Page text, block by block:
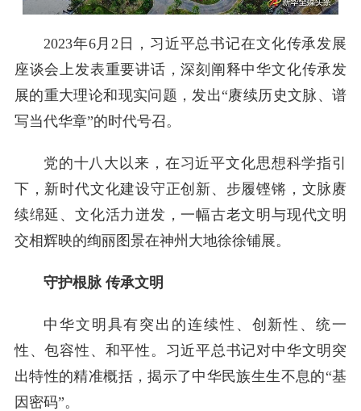
2023年6月2日，习近平总书记在文化传承发展
座谈会上发表重要讲话，深刻阐释中华文化传承发
展的重大理论和现实问题，发出“赓续历史文脉、谱
写当代华章”的时代号召。
党的十八大以来，在习近平文化思想科学指引
下，新时代文化建设守正创新、步履铿锵，文脉赓
续绵延、文化活力迸发，一幅古老文明与现代文明
交相辉映的绚丽图景在神州大地徐徐铺展。
守护根脉 传承文明
中华文明具有突出的连续性、创新性、统一
性、包容性、和平性。习近平总书记对中华文明突
出特性的精准概括，揭示了中华民族生生不息的“基
因密码”。